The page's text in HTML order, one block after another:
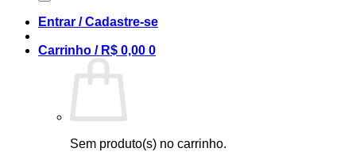
Entrar / Cadastre-se
Carrinho / R$ 0,00 0
Sem produto(s) no carrinho.